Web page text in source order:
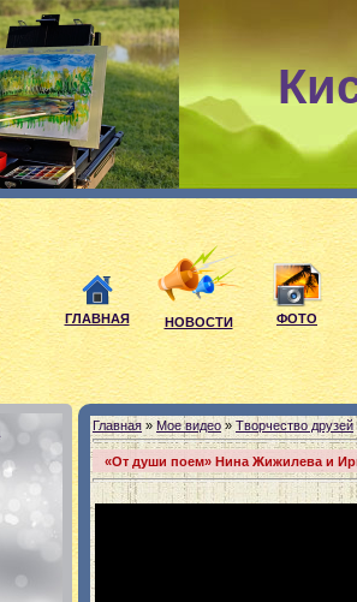
Мои
ГЛАВНАЯ НОВОСТИ ФОТО
Главная » Мое видео »Творчество друзей
«От души поем» Нина Жижилева и